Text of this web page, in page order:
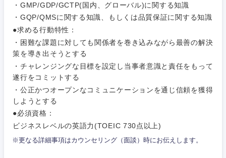
・GMP/GDP/GCTP(国内、グローバル)に関する知識
・GQP/QMSに関する知識、もしくは品質保証に関する知識
●求める行動特性：
・困難な課題に対しても関係者を巻き込みながら最善の解決
策を導き出そうとする
・チャレンジングな目標を設定し当事者意識と責任をもって
遂行をコミットする
・公正かつオープンなコミュニケーションを通じ信頼を獲得
しようとする
●必須資格：
ビジネスレベルの英語力(TOEIC 730点以上)
※更なる詳細事項はカウンセリング（面談）時にお伝えします。
技術職
（IT）、
ビス・制
作、ゲー
ム
技術職
（モノづ
くり）
職
金融専門職
メディカル
不動産専門職
事務職
IT・通信
WEBサービス
コンサル・シンクタンク
広告・宣伝・印刷
マスメディア
関東地方
茨城県
群馬県 埼玉県
完全週休2日制